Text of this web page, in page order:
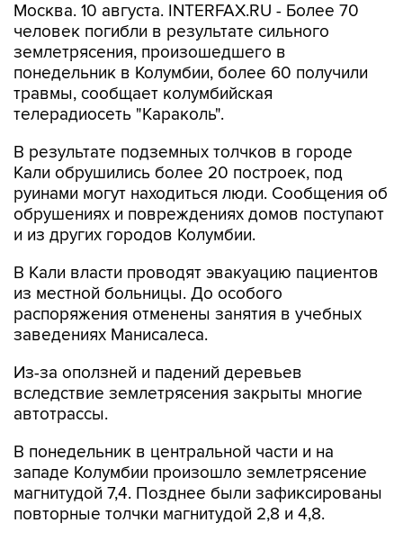
Москва. 10 августа. INTERFAX.RU - Более 70
человек погибли в результате сильного
землетрясения, произошедшего в
понедельник в Колумбии, более 60 получили
травмы, сообщает колумбийская
телерадиосеть "Караколь".
В результате подземных толчков в городе
Кали обрушились более 20 построек, под
руинами могут находиться люди. Сообщения об
обрушениях и повреждениях домов поступают
и из других городов Колумбии.
В Кали власти проводят эвакуацию пациентов
из местной больницы. До особого
распоряжения отменены занятия в учебных
заведениях Манисалеса.
Из-за оползней и падений деревьев
вследствие землетрясения закрыты многие
автотрассы.
В понедельник в центральной части и на
западе Колумбии произошло землетрясение
магнитудой 7,4. Позднее были зафиксированы
повторные толчки магнитудой 2,8 и 4,8.